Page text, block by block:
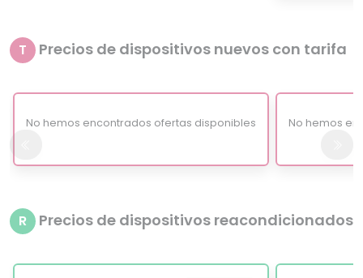
T Precios de dispositivos nuevos con tarifa
No hemos encontrados ofertas disponibles No hemos
R Precios de dispositivos reacondicionados